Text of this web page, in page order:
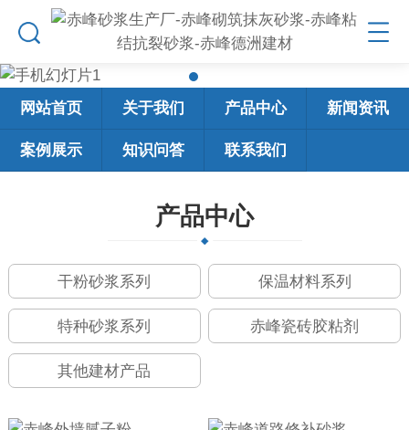
网站首页 关于我们 产品中心 新闻资讯
案例展示 知识问答 联系我们
产品中心
干粉砂浆系列 保温材料系列
特种砂浆系列 赤峰瓷砖胶粘剂
其他建材产品